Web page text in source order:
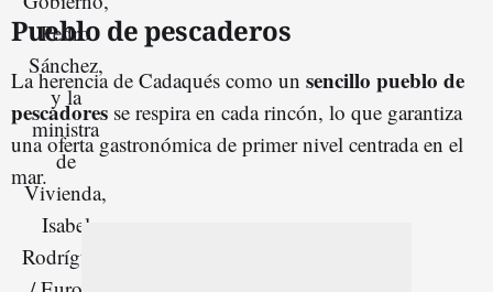
Pueblo de pescaderos
La herencia de Cadaqués como un sencillo pueblo de
pescadores se respira en cada rincón, lo que garantiza
una oferta gastronómica de primer nivel centrada en el
mar.